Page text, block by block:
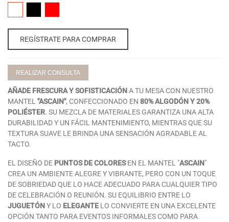
BLANCONEGROROJO
REGÍSTRATE PARA COMPRAR
REALIZAR CONSULTA
AÑADE FRESCURA Y SOFISTICACIÓNA TU MESA CON NUESTRO
MANTEL "ASCAIN", CONFECCIONADO EN 80% ALGODÓN Y 20%
POLIÉSTER. SU MEZCLA DE MATERIALES GARANTIZA UNA ALTA
DURABILIDAD Y UN FÁCIL MANTENIMIENTO, MIENTRAS QUE SU
TEXTURA SUAVE LE BRINDA UNA SENSACIÓN AGRADABLE AL
TACTO.
EL DISEÑO DE PUNTOS DE COLORESEN EL MANTEL "ASCAIN"
CREA UN AMBIENTE ALEGRE Y VIBRANTE, PERO CON UN TOQUE
DE SOBRIEDAD QUE LO HACE ADECUADO PARA CUALQUIER TIPO
DE CELEBRACIÓN O REUNIÓN. SU EQUILIBRIO ENTRE LO
JUGUETÓNY LO ELEGANTE LO CONVIERTE EN UNA EXCELENTE
OPCIÓN TANTO PARA EVENTOS INFORMALES COMO PARA